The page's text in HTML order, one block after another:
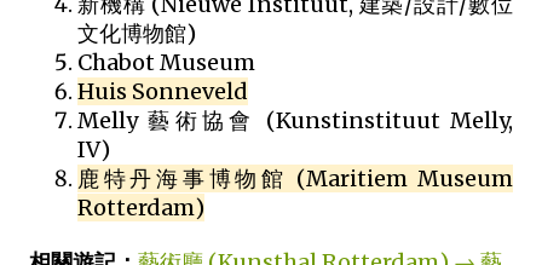
文化博物館)
Chabot Museum
Huis Sonneveld
Melly 藝術協會 (Kunstinstituut Melly,
IV)
鹿特丹海事博物館 (Maritiem Museum
Rotterdam)